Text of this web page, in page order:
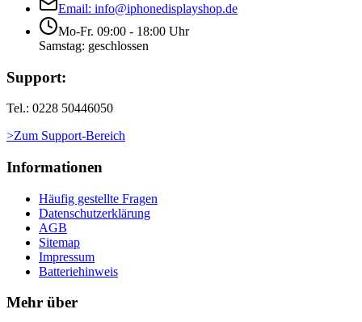
Email: info@iphonedisplayshop.de
Mo-Fr. 09:00 - 18:00 Uhr
Samstag: geschlossen
Support:
Tel.: 0228 50446050
>Zum Support-Bereich
Informationen
Häufig gestellte Fragen
Datenschutzerklärung
AGB
Sitemap
Impressum
Batteriehinweis
Mehr über